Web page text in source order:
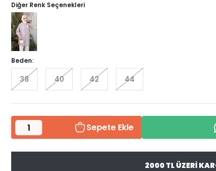
Diğer Renk Seçenekleri
Beden:
38 40 42 44
Sepete Ekle
2000 TL ÜZERİ